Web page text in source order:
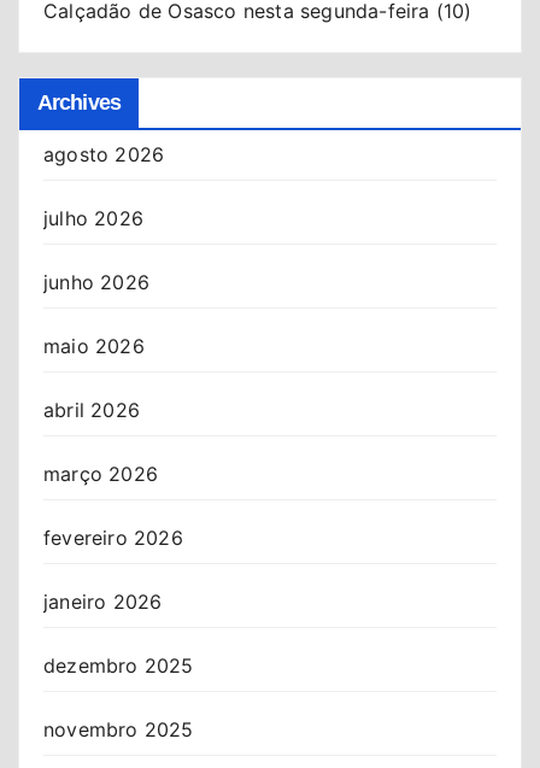
Calçadão de Osasco nesta segunda-feira (10)
Archives
agosto 2026
julho 2026
junho 2026
maio 2026
abril 2026
março 2026
fevereiro 2026
janeiro 2026
dezembro 2025
novembro 2025